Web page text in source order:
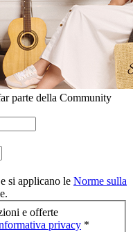
parte della Community
si applicano le Norme sulla
e offerte
privacy *